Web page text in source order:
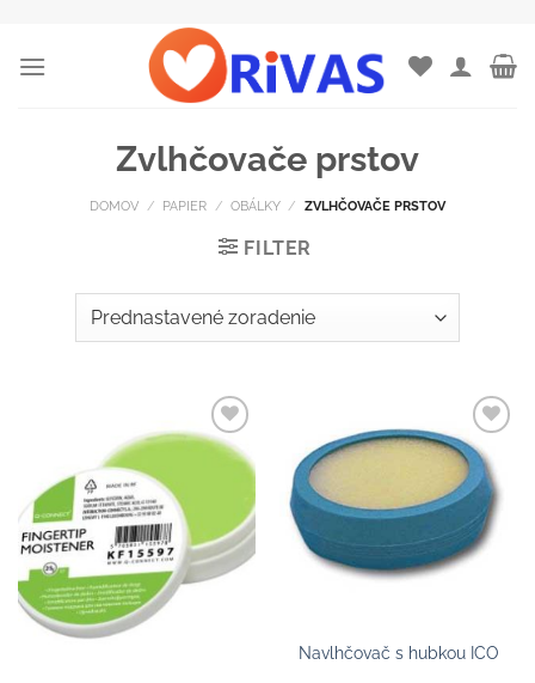
content
Zvlhčovače prstov
DOMOV / PAPIER / OBÁLKY / ZVLHČOVAČE PRSTOV
FILTER
Pridať do
zoznamu
Pridať do
zoznamu
Navlhčovač s hubkou ICO